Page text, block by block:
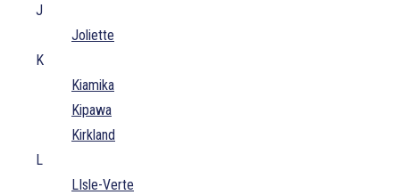
J
Joliette
K
Kiamika
Kipawa
Kirkland
L
LIsle-Verte